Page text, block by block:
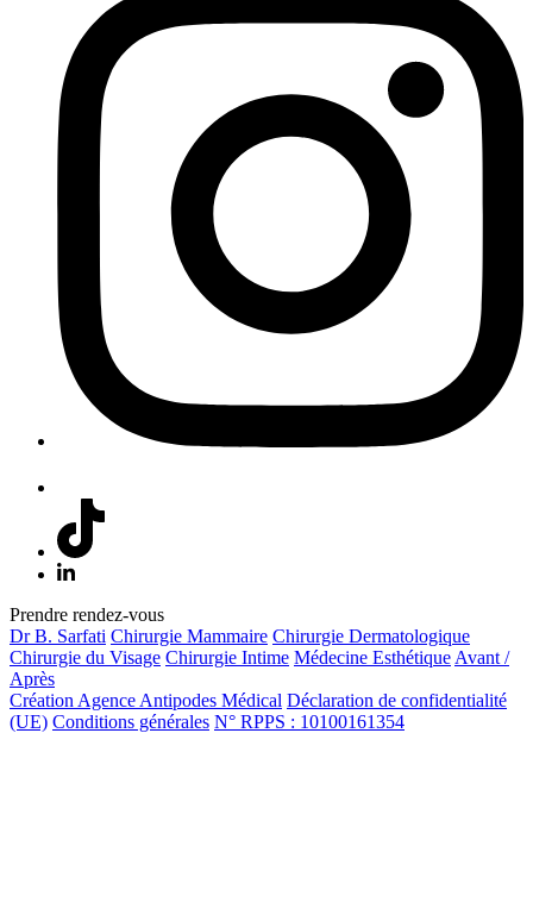
Prendre rendez-vous
Dr B. Sarfati Chirurgie Mammaire Chirurgie Dermatologique
Chirurgie du Visage Chirurgie Intime Médecine Esthétique Avant /
Après
Création Agence Antipodes Médical Déclaration de confidentialité
(UE) Conditions générales N° RPPS : 10100161354